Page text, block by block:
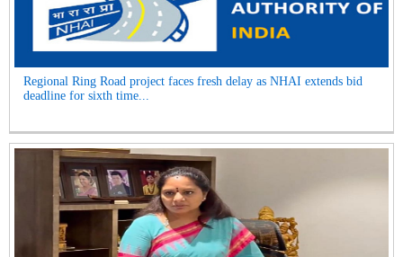
Regional Ring Road project faces fresh delay as NHAI extends bid
deadline for sixth time...